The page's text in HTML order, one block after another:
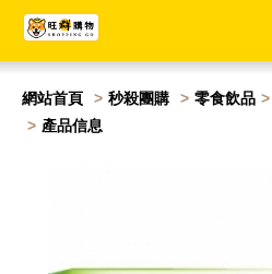
網站首頁 秒殺團購 零食飲品
產品信息